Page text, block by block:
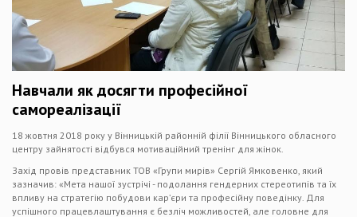
Навчали як досягти професійної
самореалізації
18 жовтня 2018 року у Вінницькій районній філії Вінницького обласного
центру зайнятості відбувся мотиваційний тренінг для жінок.
Захід провів представник ТОВ «Групи мирів» Сергій Ямковенко, який
зазначив: «Мета нашої зустрічі - подолання гендерних стереотипів та їх
впливу на стратегію побудови кар’єри та професійну поведінку. Для
успішного працевлаштування є безліч можливостей, але головне для